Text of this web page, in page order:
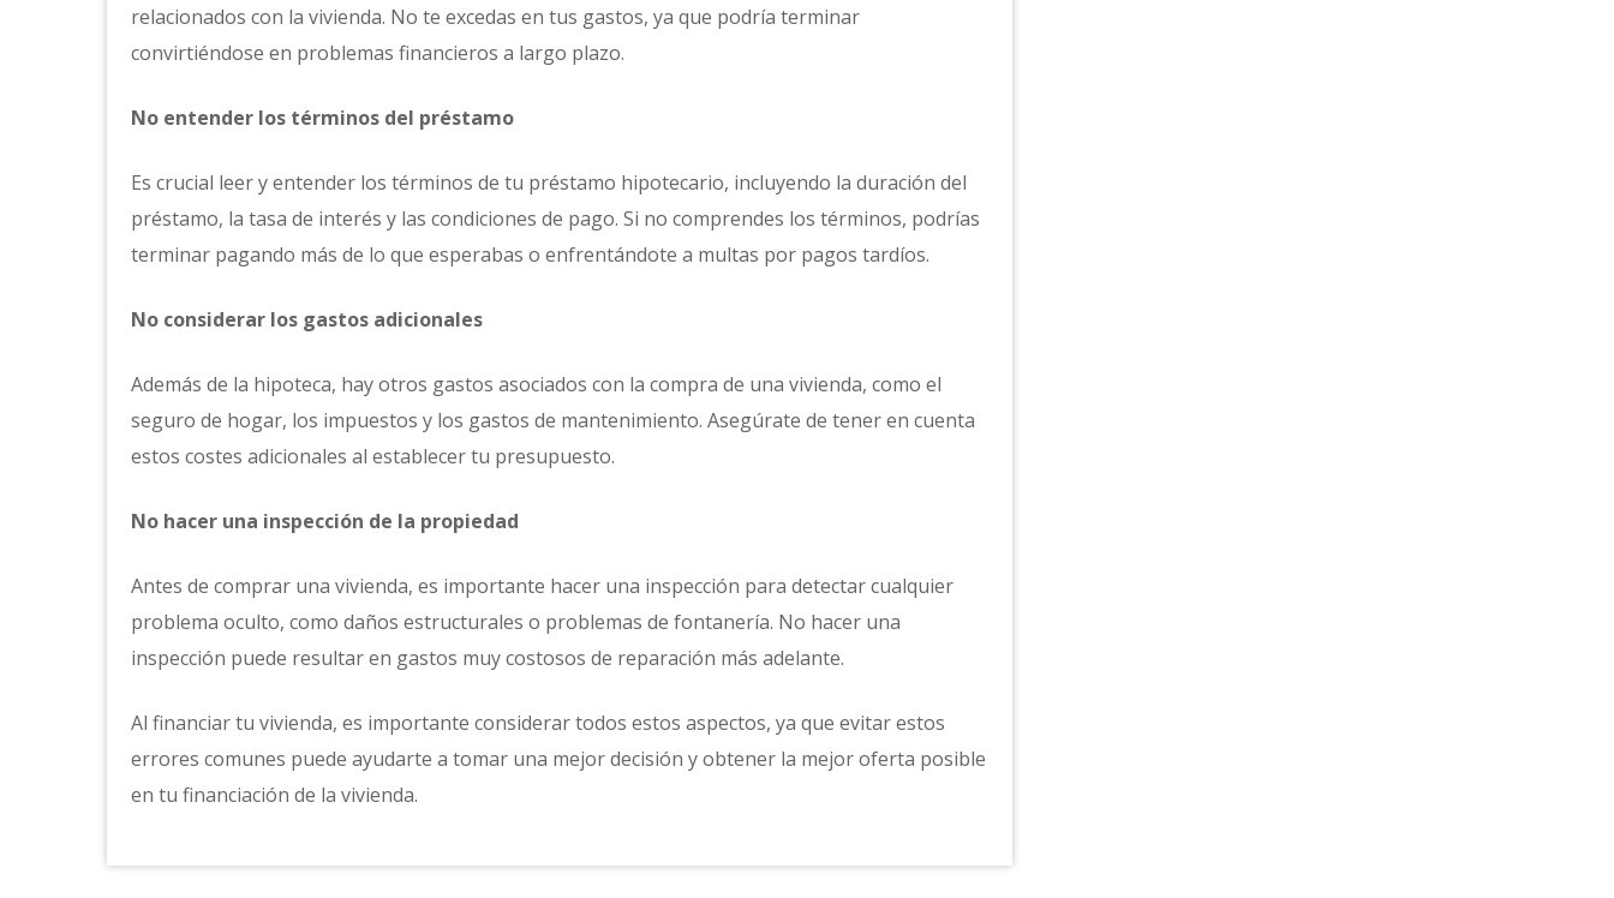
relacionados con la vivienda. No te excedas en tus gastos, ya que podría terminar
convirtiéndose en problemas financieros a largo plazo.
No entender los términos del préstamo
Es crucial leer y entender los términos de tu préstamo hipotecario, incluyendo la duración del
préstamo, la tasa de interés y las condiciones de pago. Si no comprendes los términos, podrías
terminar pagando más de lo que esperabas o enfrentándote a multas por pagos tardíos.
No considerar los gastos adicionales
Además de la hipoteca, hay otros gastos asociados con la compra de una vivienda, como el
seguro de hogar, los impuestos y los gastos de mantenimiento. Asegúrate de tener en cuenta
estos costes adicionales al establecer tu presupuesto.
No hacer una inspección de la propiedad
Antes de comprar una vivienda, es importante hacer una inspección para detectar cualquier
problema oculto, como daños estructurales o problemas de fontanería. No hacer una
inspección puede resultar en gastos muy costosos de reparación más adelante.
Al financiar tu vivienda, es importante considerar todos estos aspectos, ya que evitar estos
errores comunes puede ayudarte a tomar una mejor decisión y obtener la mejor oferta posible
en tu financiación de la vivienda.